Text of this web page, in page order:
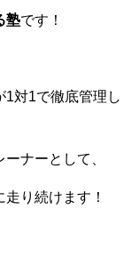
塾です！
1対1で徹底管理し
ナーとして、
り続けます！